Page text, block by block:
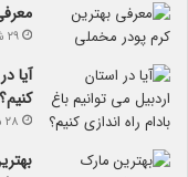
۲۹ شهریور ۱۴۰۲
آیا
کنیم؟
۲۸ شهریور ۱۴۰۲